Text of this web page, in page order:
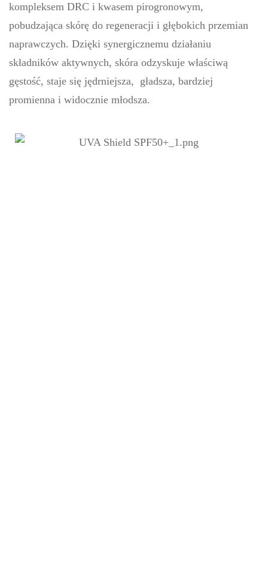
kompleksem DRC i kwasem pirogronowym,
pobudzająca skórę do regeneracji i głębokich przemian
naprawczych. Dzięki synergicznemu działaniu
składników aktywnych, skóra odzyskuje właściwą
gęstość, staje się jędrniejsza, gładsza, bardziej
promienna i widocznie młodsza.